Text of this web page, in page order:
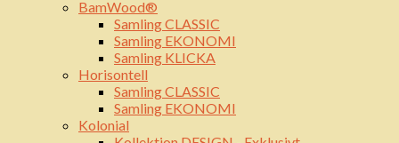
BamWood®
Samling CLASSIC
Samling EKONOMI
Samling KLICKA
Horisontell
Samling CLASSIC
Samling EKONOMI
Kolonial